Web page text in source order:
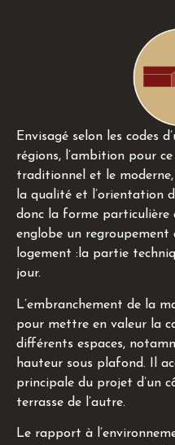
Envisagé selon les codes
régions, l’ambition pour
traditionnel et le
la qualité et l’orientation
donc la forme particulière
englobe un regroupement
logement :la partie
jour.
L’embranchement de la
pour mettre en valeur la
différents espaces,
hauteur sous plafond. Il
principale du projet d’un
terrasse de l’autre.
Le rapport à